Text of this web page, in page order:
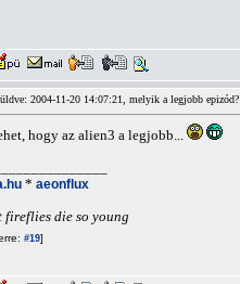
2004-11-20 14:07:21, melyik a legjobb
hogy az alien3 a legjobb...
* aeonflux
fireflies die so young
#19]